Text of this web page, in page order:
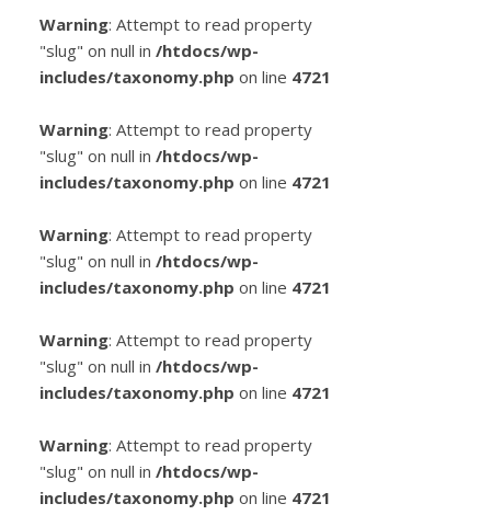
Warning: Attempt to read property
"slug" on null in /htdocs/wp-
includes/taxonomy.php on line 4721
Warning: Attempt to read property
"slug" on null in /htdocs/wp-
includes/taxonomy.php on line 4721
Warning: Attempt to read property
"slug" on null in /htdocs/wp-
includes/taxonomy.php on line 4721
Warning: Attempt to read property
"slug" on null in /htdocs/wp-
includes/taxonomy.php on line 4721
Warning: Attempt to read property
"slug" on null in /htdocs/wp-
includes/taxonomy.php on line 4721